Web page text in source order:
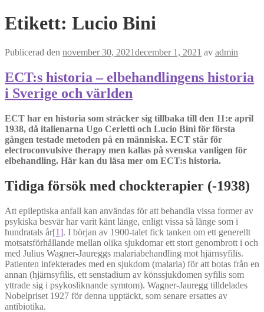
Etikett: Lucio Bini
Publicerad den november 30, 2021december 1, 2021 av admin
ECT:s historia – elbehandlingens historia
i Sverige och världen
ECT har en historia som sträcker sig tillbaka till den 11:e april
1938, då italienarna Ugo Cerletti och Lucio Bini för första
gången testade metoden på en människa. ECT står för
electroconvulsive therapy men kallas på svenska vanligen för
elbehandling. Här kan du läsa mer om ECT:s historia.
Tidiga försök med chockterapier (-1938)
Att epileptiska anfall kan användas för att behandla vissa former av
psykiska besvär har varit känt länge, enligt vissa så länge som i
hundratals år[1]. I början av 1900-talet fick tanken om ett generellt
motsatsförhållande mellan olika sjukdomar ett stort genombrott i och
med Julius Wagner-Jaureggs malariabehandling mot hjärnsyfilis.
Patienten infekterades med en sjukdom (malaria) för att botas från en
annan (hjärnsyfilis, ett senstadium av könssjukdomen syfilis som
yttrade sig i psykosliknande symtom). Wagner-Jauregg tilldelades
Nobelpriset 1927 för denna upptäckt, som senare ersattes av
antibiotika.